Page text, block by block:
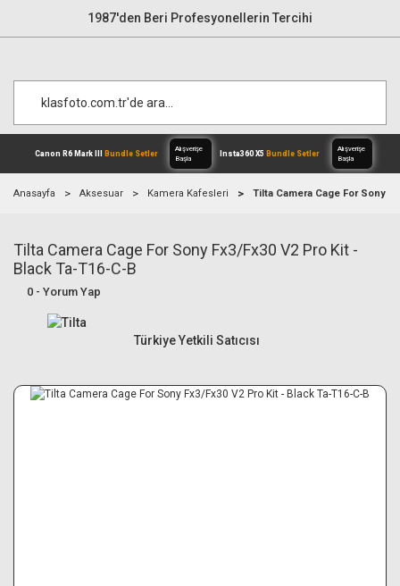
1987'den Beri Profesyonellerin Tercihi
Canon R6 Mark IIIBundle Setler
Alışverişe
Anasayfa Aksesuar Kamera Kafesleri Tilta Camera Cage For Sony
Tilta Camera Cage For Sony Fx3/Fx30 V2 Pro Kit -
Black Ta-T16-C-B
0 - Yorum Yap
Türkiye Yetkili Satıcısı